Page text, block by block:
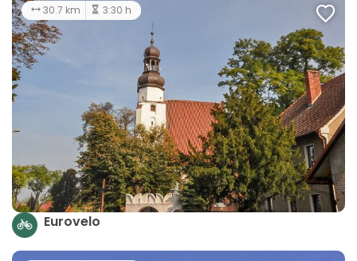
30.7 km 3:30 h
Eurovelo